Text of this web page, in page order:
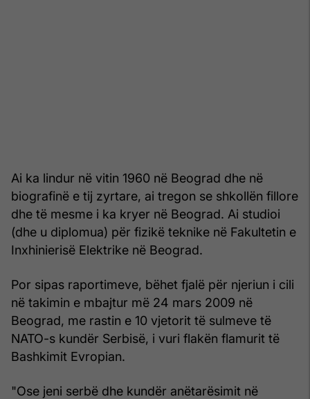
Ai ka lindur në vitin 1960 në Beograd dhe në
biografinë e tij zyrtare, ai tregon se shkollën fillore
dhe të mesme i ka kryer në Beograd. Ai studioi
(dhe u diplomua) për fizikë teknike në Fakultetin e
Inxhinierisë Elektrike në Beograd.
Por sipas raportimeve, bëhet fjalë për njeriun i cili
në takimin e mbajtur më 24 mars 2009 në
Beograd, me rastin e 10 vjetorit të sulmeve të
NATO-s kundër Serbisë, i vuri flakën flamurit të
Bashkimit Evropian.
"Ose jeni serbë dhe kundër anëtarësimit në